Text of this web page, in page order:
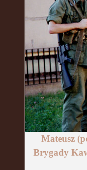
Mateusz
Brygady